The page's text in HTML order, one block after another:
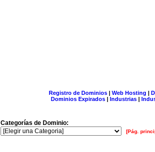
Registro de Dominios| Web Hosting |
Dominios Expirados | Industrias |
Categorías de Dominio:
[Pág.